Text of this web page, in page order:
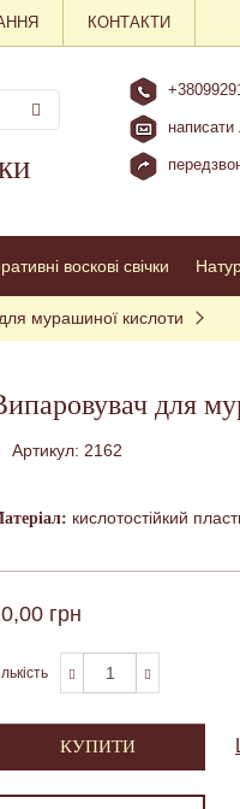
КОНТАКТИ
написати
воскові свічки
мурашиної кислоти
для
Артикул: 2162
кислотостійкий
грн
КУПИТИ